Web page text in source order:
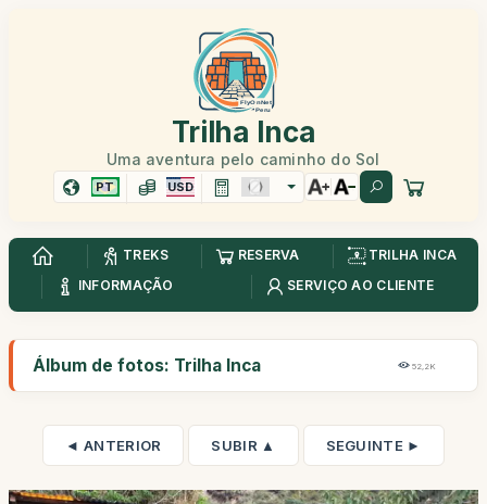
Trilha Inca
Uma aventura pelo caminho do Sol
PT USD
TREKS RESERVA
TRILHA INCA
INFORMAÇÃO
SERVIÇO AO CLIENTE
Álbum de fotos: Trilha Inca 52,2K
◄ ANTERIOR SUBIR ▲ SEGUINTE ►